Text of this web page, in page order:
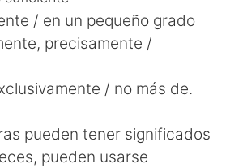
Français
/ en un pequeño grado
precisamente /
/ no más de.
pueden tener significados
pueden usarse